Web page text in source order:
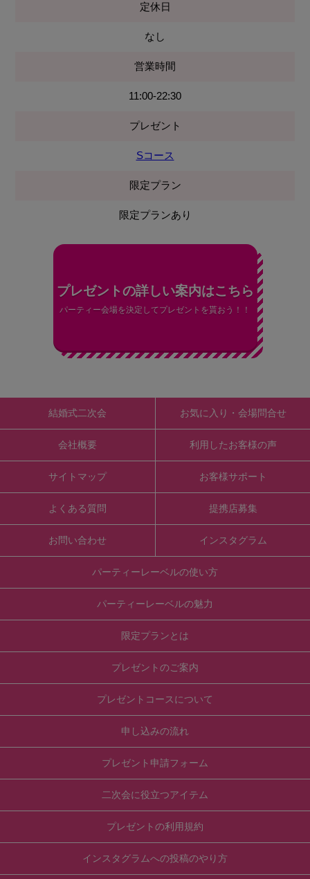
定休日
なし
営業時間
11:00-22:30
プレゼント
Sコース
限定プラン
限定プランあり
プレゼントの詳しい案内はこちら
パーティー会場を決定してプレゼントを貰おう！！
結婚式二次会
会社概要
サイトマップ
よくある質問
お問い合わせ
お気に入り・会場問合せ
利用したお客様の声
お客様サポート
提携店募集
インスタグラム
パーティーレーベルの使い方
パーティーレーベルの魅力
限定プランとは
プレゼントのご案内
プレゼントコースについて
申し込みの流れ
プレゼント申請フォーム
二次会に役立つアイテム
プレゼントの利用規約
インスタグラムへの投稿のやり方